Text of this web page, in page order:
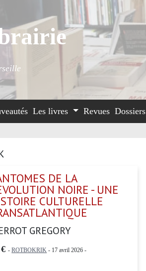
Les livres Revues Dossiers
DE LA
NOIRE - UNE
CULTURELLE
GREGORY
-ROTBOKRIK - 17 avril 2026 -